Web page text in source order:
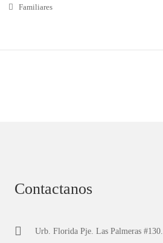
Familiares
Contactanos
Urb. Florida Pje. Las Palmeras #130.